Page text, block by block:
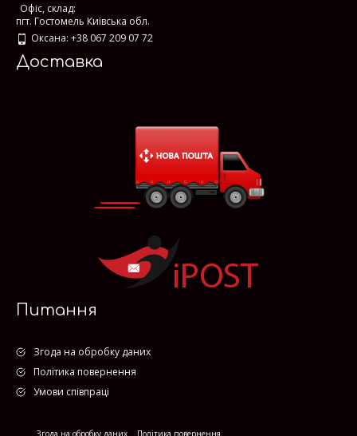
Офіс, склад:
пгт. Гостомель Київська обл.
Оксана: +38 067 209 07 72
Доставка
Питання
Згода на обробку даних
Політика повернення
Умови співпраці
Згода на обробку даних Політика повернення